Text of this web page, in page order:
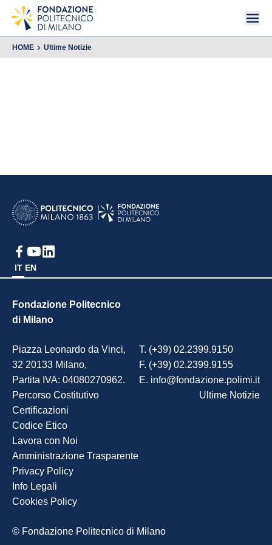
HOME Ultime Notizie
IT EN
Fondazione Politecnico
di Milano
Piazza Leonardo da Vinci,
32 20133 Milano,
Partita IVA: 04080270962.
T. (+39) 02.2399.9150
F. (+39) 02.2399.9155
E. info@fondazione.polimi.it
Percorso Costitutivo
Certificazioni
Codice Etico
Lavora con Noi
Amministrazione Trasparente
Ultime Notizie
Privacy Policy
Info Legali
Cookies Policy
© Fondazione Politecnico di Milano